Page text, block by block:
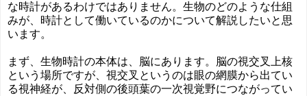
な時計があるわけではありません。生物のどのような仕組
みが、時計として働いているのかについて解説したいと思
います。
まず、生物時計の本体は、脳にあります。脳の視交叉上核
という場所ですが、視交叉というのは眼の網膜から出てい
る視神経が、反対側の後頭葉の一次視覚野につながってい